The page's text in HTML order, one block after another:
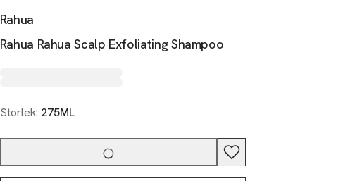
Rahua
Rahua Rahua Scalp Exfoliating Shampoo
Storlek: 275ML